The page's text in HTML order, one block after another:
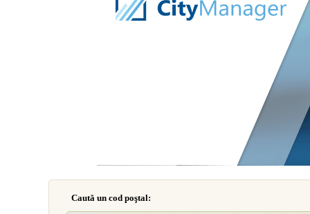
Caută un cod poştal: